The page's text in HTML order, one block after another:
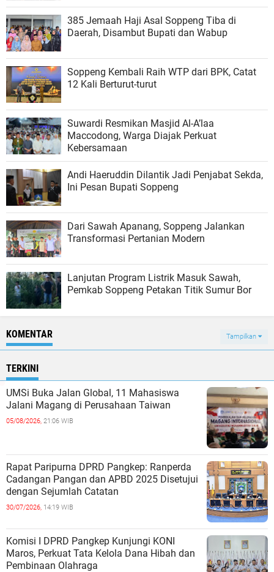
385 Jemaah Haji Asal Soppeng Tiba di
Daerah, Disambut Bupati dan Wabup
Soppeng Kembali Raih WTP dari BPK, Catat
12 Kali Berturut-turut
Suwardi Resmikan Masjid Al-A’laa
Maccodong, Warga Diajak Perkuat
Kebersamaan
Andi Haeruddin Dilantik Jadi Penjabat Sekda,
Ini Pesan Bupati Soppeng
Dari Sawah Apanang, Soppeng Jalankan
Transformasi Pertanian Modern
Lanjutan Program Listrik Masuk Sawah,
Pemkab Soppeng Petakan Titik Sumur Bor
KOMENTAR Tampilkan
TERKINI
UMSi Buka Jalan Global, 11 Mahasiswa
Jalani Magang di Perusahaan Taiwan
05/08/2026, 21:06 WIB
Rapat Paripurna DPRD Pangkep: Ranperda
Cadangan Pangan dan APBD 2025 Disetujui
dengan Sejumlah Catatan
30/07/2026, 14:19 WIB
Komisi I DPRD Pangkep Kunjungi KONI
Maros, Perkuat Tata Kelola Dana Hibah dan
Pembinaan Olahraga